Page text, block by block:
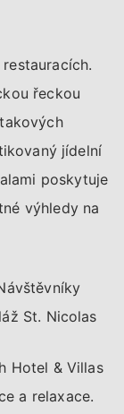
řeckou
jídelní
poskytuje
výhledy na
St. Nicolas
Hotel & Villas
a relaxace.